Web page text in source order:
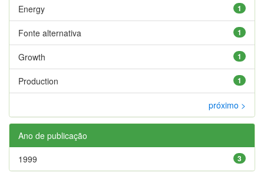
1
Energy
1
Fonte alternativa
1
Growth
1
Production
próximo >
Ano de publicação
3
1999